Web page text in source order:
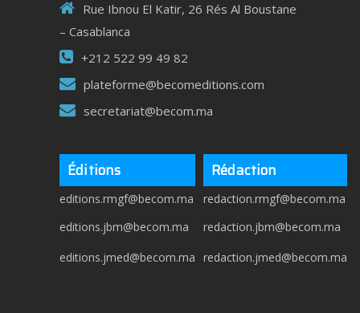
Rue Ibnou El Katir, 26 Rés Al Boustane
– Casablanca
+212 522 99 49 82
plateforme@becomeditions.com
secretariat@becom.ma
Éditions
editions.rmgf@becom.ma
editions.jbm@becom.ma
editions.jmed@becom.ma
Rédaction
redaction.rmgf@becom.ma
redaction.jbm@becom.ma
redaction.jmed@becom.ma